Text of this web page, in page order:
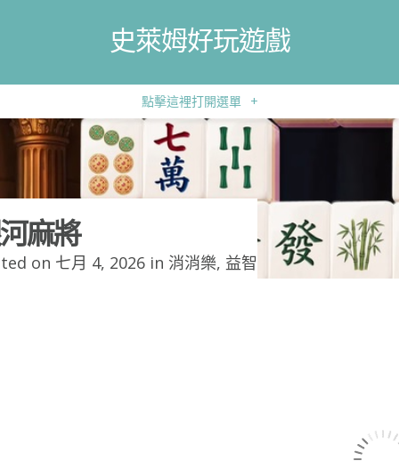
史萊姆好玩遊戲
點擊這裡打開選單 +
麻將
on 七月 4, 2026 in 消消樂, 益智